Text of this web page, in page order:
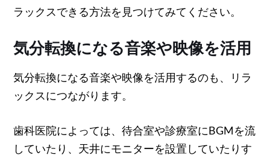
ラックスできる方法を見つけてみてください。
気分転換になる音楽や映像を活用
気分転換になる音楽や映像を活用するのも、リラ
ックスにつながります。
歯科医院によっては、待合室や診療室にBGMを流
していたり、天井にモニターを設置していたりす